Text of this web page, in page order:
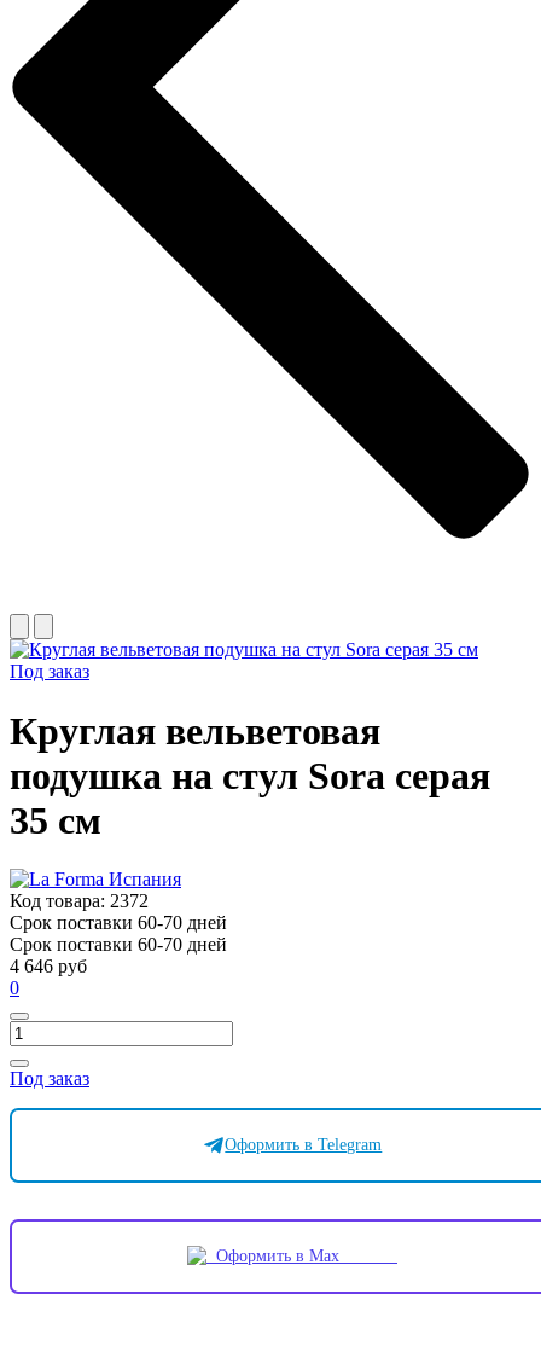
Под заказ
Круглая вельветовая
подушка на стул Sora серая
35 см
Код товара: 2372
Срок поставки 60-70 дней
Срок поставки 60-70 дней
4 646 руб
0
Под заказ
Оформить в Telegram
Оформить в Max